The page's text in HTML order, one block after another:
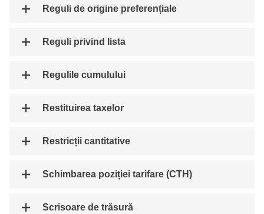
Reguli de origine preferențiale
Reguli privind lista
Regulile cumulului
Restituirea taxelor
Restricții cantitative
Schimbarea poziției tarifare (CTH)
Scrisoare de trăsură